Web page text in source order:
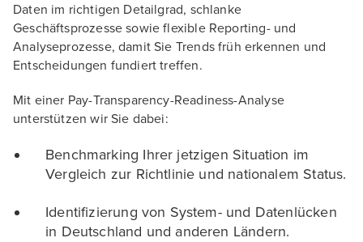
Daten im richtigen Detailgrad, schlanke
Geschäftsprozesse sowie flexible Reporting- und
Analyseprozesse, damit Sie Trends früh erkennen und
Entscheidungen fundiert treffen.
Mit einer Pay-Transparency-Readiness-Analyse
unterstützen wir Sie dabei:
Benchmarking Ihrer jetzigen Situation im
Vergleich zur Richtlinie und nationalem Status.
Identifizierung von System- und Datenlücken
in Deutschland und anderen Ländern.